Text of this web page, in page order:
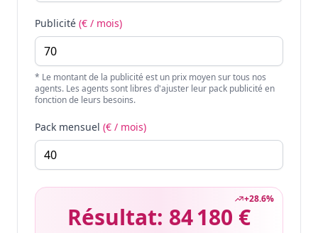
Publicité (€ / mois)
* Le montant de la publicité est un prix moyen sur tous nos
agents. Les agents sont libres d'ajuster leur pack publicité en
fonction de leurs besoins.
Pack mensuel (€ / mois)
+28.6%
Résultat: 84 180 €